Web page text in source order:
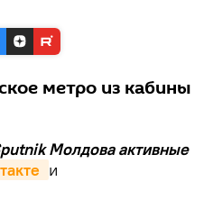
метро из кабины
Молдова активные
и